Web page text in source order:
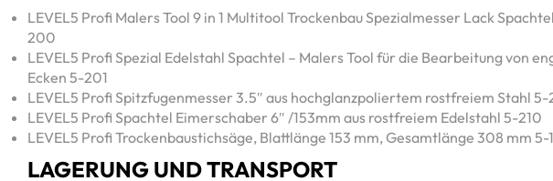
LEVEL5 Profi Malers Tool 9 in 1 Multitool Trockenbau Spezialmesser Lack
200
LEVEL5 Profi Spezial Edelstahl Spachtel – Malers Tool für die Bearbeitung von
Ecken 5-201
LEVEL5 Profi Spitzfugenmesser 3.5″ aus hochglanzpoliertem rostfreiem Stahl
LEVEL5 Profi Spachtel Eimerschaber 6″ /153mm aus rostfreiem Edelstahl 5-210
LEVEL5 Profi Trockenbaustichsäge, Blattlänge 153 mm, Gesamtlänge 308 mm 5-
LAGERUNG UND TRANSPORT